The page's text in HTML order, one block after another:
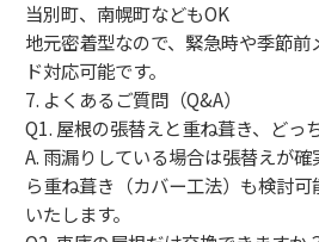
当別町、南幌町などもOK
地元密着型なので、緊急時や季節
ド対応可能です。
7. よくあるご質問（Q&A）
Q1. 屋根の張替えと重ね葺き、どっ
A. 雨漏りしている場合は張替えが
ら重ね葺き（カバー工法）も検討
いたします。